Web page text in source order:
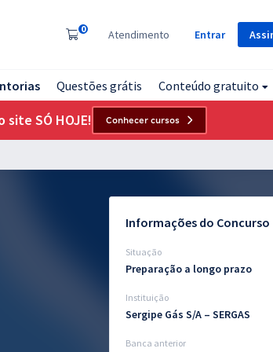
0 Atendimento Entrar
Questões grátis Conteúdo gratuito
site SÓ HOJE! Conhecer cursos
Informações do Concurso
Situação
Preparação a longo prazo
Instituição
Sergipe Gás S/A – SERGAS
Banca anterior